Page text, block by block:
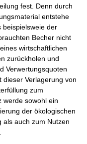
fest. Denn durch
entstehe
beispielsweie der
Becher nicht
wirtschaftlichen
zurückholen und
Verwertungsquoten
dieser Verlagerung von
zum
werde sowohl ein
der ökologischen
als auch zum Nutzen